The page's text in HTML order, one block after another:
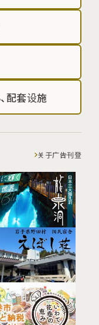
配套设施
关于广告刊登